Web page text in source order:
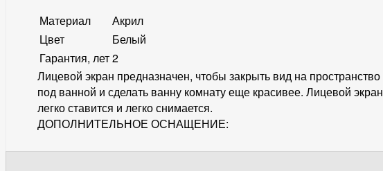
Материал
Акрил
Цвет
Белый
Гарантия, лет2
Лицевой экран предназначен, чтобы закрыть вид на пространство
под ванной и сделать ванну комнату еще красивее. Лицевой экран
легко ставится и легко снимается.
ДОПОЛНИТЕЛЬНОЕ ОСНАЩЕНИЕ: